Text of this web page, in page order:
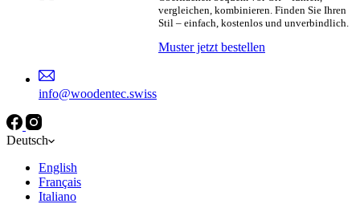
vergleichen, kombinieren. Finden Sie Ihren
Stil – einfach, kostenlos und unverbindlich.
Muster jetzt bestellen
info@woodentec.swiss
Deutsch
English
Français
Italiano